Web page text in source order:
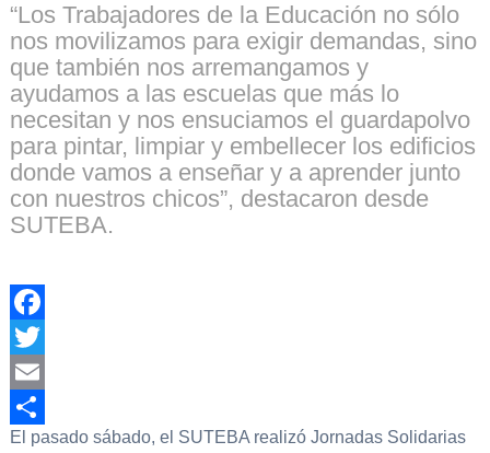
“Los Trabajadores de la Educación no sólo
nos movilizamos para exigir demandas, sino
que también nos arremangamos y
ayudamos a las escuelas que más lo
necesitan y nos ensuciamos el guardapolvo
para pintar, limpiar y embellecer los edificios
donde vamos a enseñar y a aprender junto
con nuestros chicos”, destacaron desde
SUTEBA.
Facebook
Twitter
Email
Compartir
El pasado sábado, el SUTEBA realizó Jornadas Solidarias